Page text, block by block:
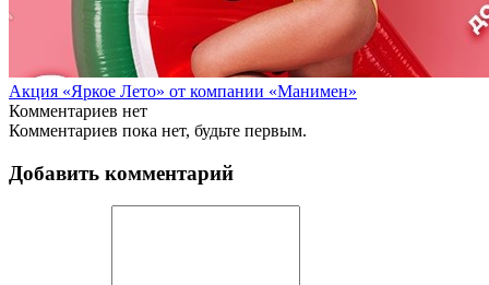
Акция «Яркое Лето» от компании «Манимен»
Комментариев нет
Комментариев пока нет, будьте первым.
Добавить комментарий